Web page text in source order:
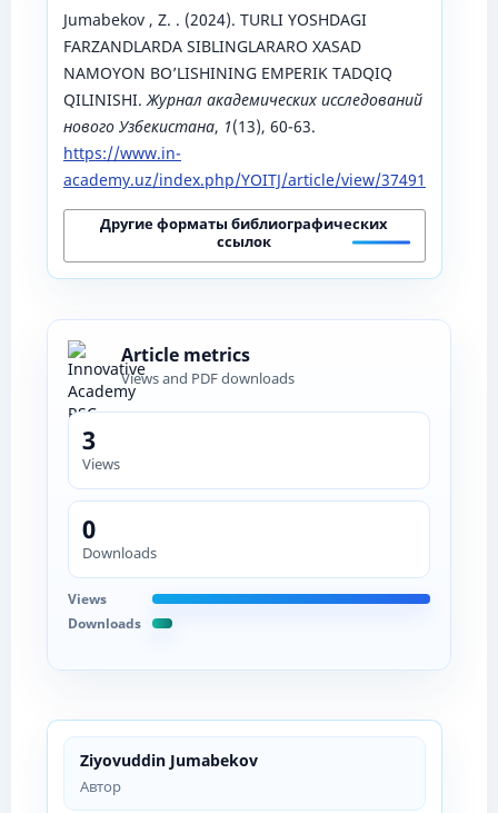
Ziyovuddin Jumabekov
Автор
Jumabekov , Z. . (2024). TURLI YOSHDAGI
FARZANDLARDA SIBLINGLARARO XASAD
NAMOYON BO’LISHINING EMPERIK TADQIQ
QILINISHI.Журнал академических исследований
нового Узбекистана, 1(13), 60-63.
https://www.in-
academy.uz/index.php/YOITJ/article/view/37491
Другие форматы библиографических
ссылок
Article metrics
Views and PDF downloads
3
Views
0
Downloads
Views
Downloads